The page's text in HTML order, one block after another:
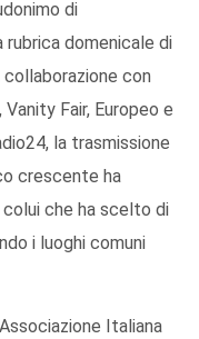
di
rubrica domenicale di
collaborazione con
Fair, Europeo e
la trasmissione
crescente ha
che ha scelto di
i luoghi comuni
Italiana